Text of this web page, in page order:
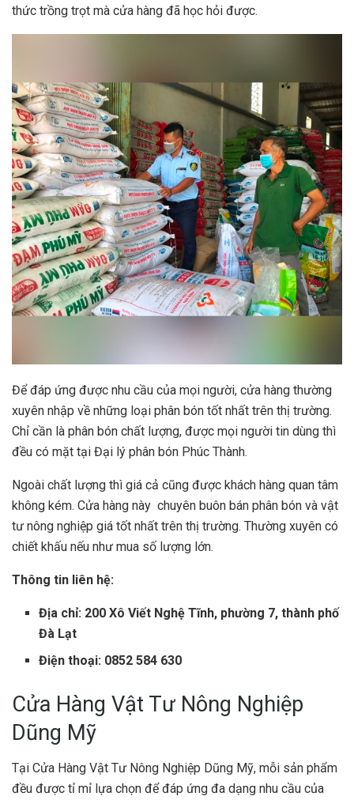
thức trồng trọt mà cửa hàng đã học hỏi được.
Để đáp ứng được nhu cầu của mọi người, cửa hàng thường
xuyên nhập về những loại phân bón tốt nhất trên thị trường.
Chỉ cần là phân bón chất lượng, được mọi người tin dùng thì
đều có mặt tại Đại lý phân bón Phúc Thành.
Ngoài chất lượng thì giá cả cũng được khách hàng quan tâm
không kém. Cửa hàng này chuyên buôn bán phân bón và vật
tư nông nghiệp giá tốt nhất trên thị trường. Thường xuyên có
chiết khấu nếu như mua số lượng lớn.
Thông tin liên hệ:
Địa chỉ: 200 Xô Viết Nghệ Tĩnh, phường 7, thành phố
Đà Lạt
Điện thoại: 0852 584 630
Cửa Hàng Vật Tư Nông Nghiệp
Dũng Mỹ
Tại Cửa Hàng Vật Tư Nông Nghiệp Dũng Mỹ, mỗi sản phẩm
đều được tỉ mỉ lựa chọn để đáp ứng đa dạng nhu cầu của